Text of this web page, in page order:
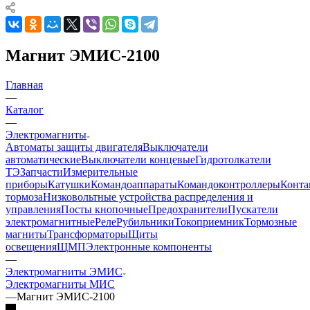
Магнит ЭМИС-2100
Главная
—
Каталог
—
Электромагниты
Автоматы защиты двигателяВыключатели
автоматическиеВыключатели концевыеГидротолкатели
ТЭЗапчастиИзмерительные
приборыКатушкиКомандоаппаратыКомандоконтроллеры
тормозаНизковольтные устройства распределения и
управленияПосты кнопочныеПредохранителиПускатели
электромагнитныеРелеРубильникиТокоприемникТормозные
магнитыТрансформаторыЩиты
освещенияЩМПЭлектронные компоненты
—
Электромагниты ЭМИС
Электромагниты МИС
—Магнит ЭМИС-2100